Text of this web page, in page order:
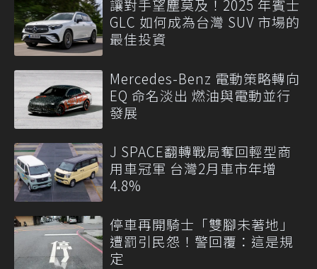
讓對手望塵莫及！2025 年賓士
GLC 如何成為台灣 SUV 市場的
最佳投資
Mercedes-Benz 電動策略轉向
EQ 命名淡出 燃油與電動並行
發展
J SPACE翻轉戰局奪回輕型商
用車冠軍 台灣2月車市年增
4.8%
停車再開騎士「雙腳未著地」
遭罰引民怨！警回覆：這是規
定